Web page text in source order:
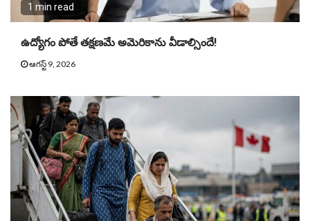
1 min read
ఉద్యోగం పోతే తక్షణమే అమెరికాను వీడాల్సిందే!
ఆగస్ట్ 9, 2026